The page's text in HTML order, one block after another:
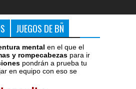
JUEGOS DE BÑ
mental en el que el
y rompecabezas para ir
pondrán a prueba tu
en equipo con eso se